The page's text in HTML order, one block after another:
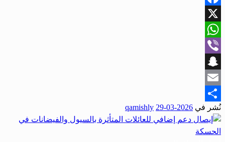
Facebook
X
WhatsApp
Viber
Snapchat
Email
Share
نُشر في 2026-03-29
qamishly